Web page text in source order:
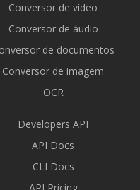
Conversor de vídeo
Conversor de áudio
de documentos
Conversor de imagem
OCR
Developers API
API Docs
CLI Docs